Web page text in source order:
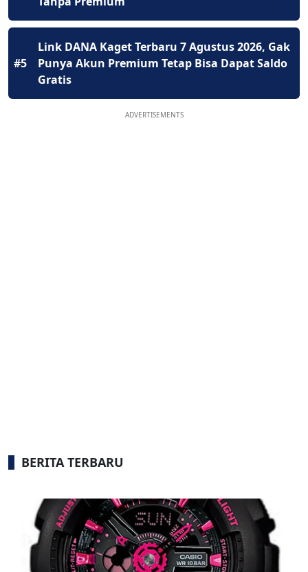
#5
Link DANA Kaget Terbaru 7 Agustus 2026, Gak
Punya Akun Premium Tetap Bisa Dapat Saldo
Gratis
ADVERTISEMENTS
BERITA TERBARU